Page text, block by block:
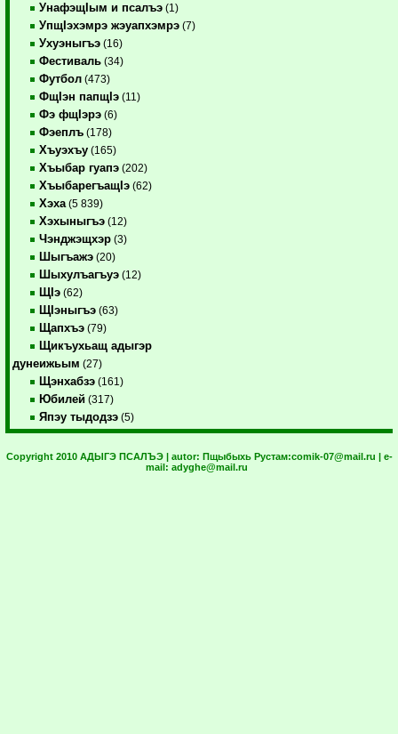
УнафэщIым и псалъэ (1)
УпщIэхэмрэ жэуапхэмрэ (7)
Ухуэныгъэ (16)
Фестиваль (34)
Футбол (473)
ФщIэн папщIэ (11)
Фэ фщIэрэ (6)
Фэеплъ (178)
Хъуэхъу (165)
Хъыбар гуапэ (202)
ХъыбарегъащIэ (62)
Хэха (5 839)
Хэхыныгъэ (12)
Чэнджэщхэр (3)
Шыгъажэ (20)
Шыхулъагъуэ (12)
ЩIэ (62)
ЩIэныгъэ (63)
Щапхъэ (79)
Щикъухьащ адыгэр
дунеижьым (27)
Щэнхабзэ (161)
Юбилей (317)
Япэу тыдодзэ (5)
Copyright 2010 АДЫГЭ ПСАЛЪЭ | autor: Пщыбыхь Рустам:comik-07@mail.ru | e-
mail: adyghe@mail.ru